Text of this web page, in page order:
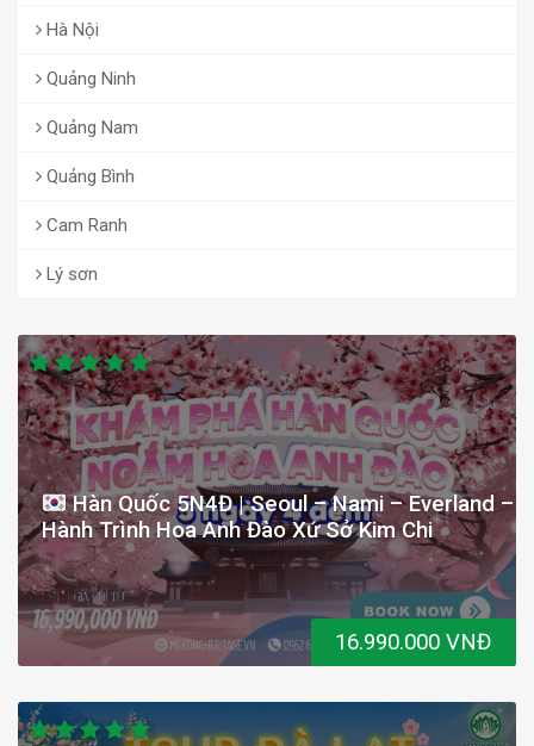
Hà Nội
Quảng Ninh
Quảng Nam
Quảng Bình
Cam Ranh
Lý sơn
Hàn Quốc 5N4Đ | Seoul – Nami – Everland –
Hành Trình Hoa Anh Đào Xứ Sở Kim Chi
16.990.000 VNĐ